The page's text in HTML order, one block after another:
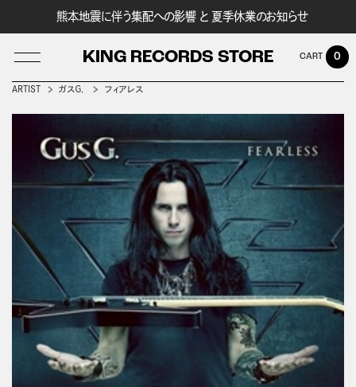
熊本地震に伴う集配への影響 と 夏季休業のお知らせ
KING RECORDS STORE
LOG IN
0
ARTIST ガスＧ． フィアレス